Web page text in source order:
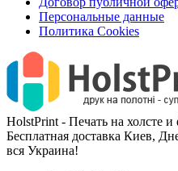
Персональные данные
Политика Cookies
HolstPrint - Печать на холсте
Бесплатная доставка Киев,
вся Украина!